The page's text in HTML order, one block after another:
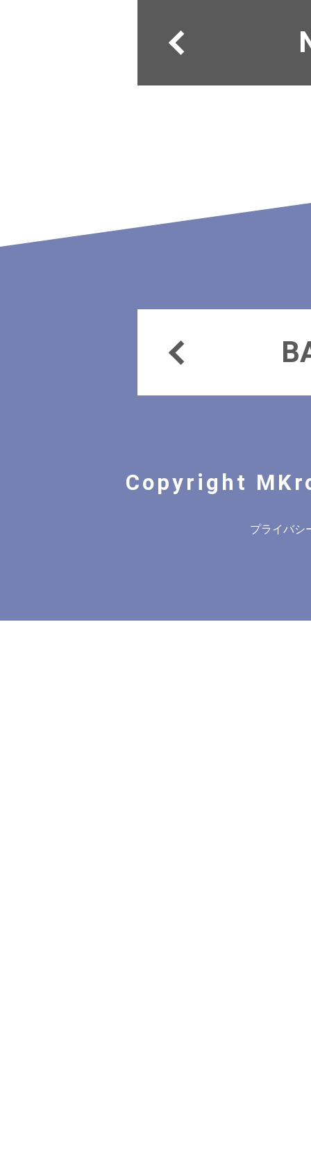
Copyright
プライバシ